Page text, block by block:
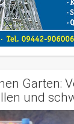
Garten:
und